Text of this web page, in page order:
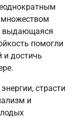
множеством
выдающаяся
помогли
и достичь
страсти
и